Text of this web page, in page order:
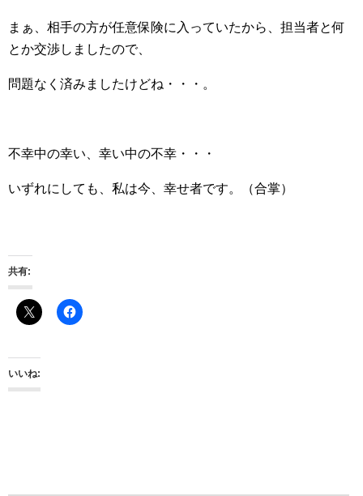
まぁ、相手の方が任意保険に入っていたから、担当者と何
とか交渉しましたので、
問題なく済みましたけどね・・・。
不幸中の幸い、幸い中の不幸・・・
いずれにしても、私は今、幸せ者です。（合掌）
共有:
いいね: